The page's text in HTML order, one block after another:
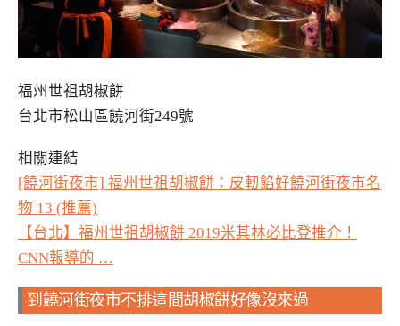
福州世祖胡椒餅
台北市松山區饒河街249號
相關連結
[饒河街夜市] 福州世祖胡椒餅：皮軔餡好饒河街夜市名
物 13 (推薦)
【台北】福州世祖胡椒餅 2019米其林必比登推介！
CNN報導的 …
到饒河街夜市不排這間胡椒餅好像沒來過